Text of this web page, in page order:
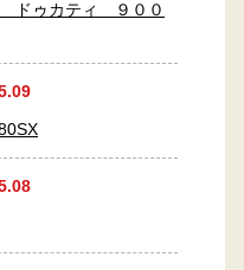
ドゥカティ ９００